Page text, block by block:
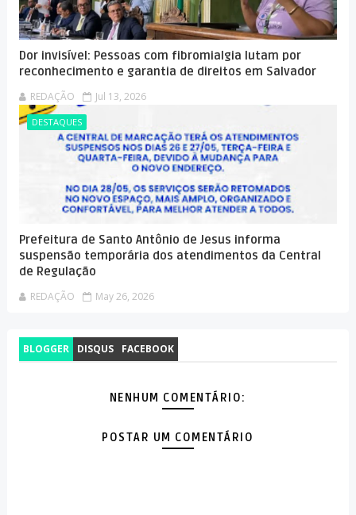
Dor invisível: Pessoas com fibromialgia lutam por
reconhecimento e garantia de direitos em Salvador
REDAÇÃO Jul 13, 2026
DESTAQUES
Prefeitura de Santo Antônio de Jesus informa
suspensão temporária dos atendimentos da Central
de Regulação
REDAÇÃO May 26, 2026
BLOGGER DISQUS FACEBOOK
NENHUM COMENTÁRIO:
POSTAR UM COMENTÁRIO